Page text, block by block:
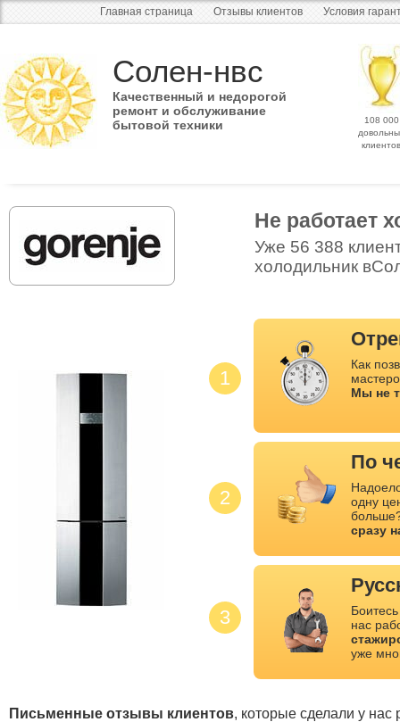
Главная страница Отзывы клиентов Условия
Солен-нвс
Качественный и недорогой
ремонт и обслуживание
бытовой техники
108 000
клиентов
Не работает
Уже 56 388
холодильник
1
2
3
Как
Мы не
По
одну
сразу
нас
уже
Письменные отзывы клиентов, которые сделали у нас